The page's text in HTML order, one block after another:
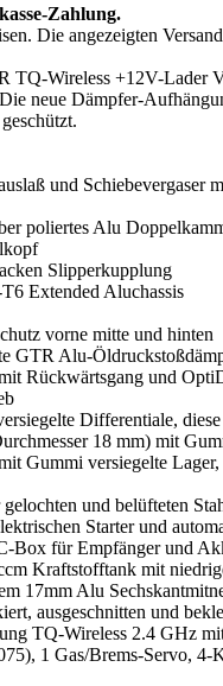
Zahlung.
Die angezeigten
Wireless +12V-Lader
neue Dämpfer-
und Schiebevergaser
poliertes Alu
Slipperkupplung
Extended Aluchassis
vorne mitte und hinten
GTR Alu-
Rückwärtsgang und
Differentiale,
18 mm) mit
Gummi versiegelte
und belüfteten
Starter und
Box für Empfänger und
Kraftstofftank mit
17mm Alu
ausgeschnitten und
TQ-Wireless 2.4 GHz
1 Gas/Brems-Servo,